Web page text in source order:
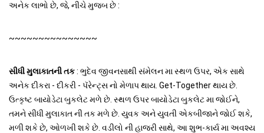
અનેક લાભો છે, જે, નીચે મુજબ છે :
~~~~~~~~~~~~~~~
સીધી મુલાકાતની તક: ભુદેવ જીવનસાથી સંમેલન મા સ્થળ ઉપર, એક સાથે
અનેક દીકરા - દીકરી - પૅરેન્ટ્સ નો મેળાપ થાય. Get-Together થાય છે.
ઉત્કૃષ્ટ બાયોડેટા બુકલેટ મળે છે. સ્થળ ઉપર બાયોડેટા બુકલેટ મા જોઈને,
તમને સીધી મુલાકાત ની તક મળે છે. યુવક અને યુવતી એકબીજાને જોઈ શકે,
મળી શકે છે, ઓળખી શકે છે. વડીલો ની હાજરી સાથે, આ શુભ-કાર્ય મા અવશ્ય